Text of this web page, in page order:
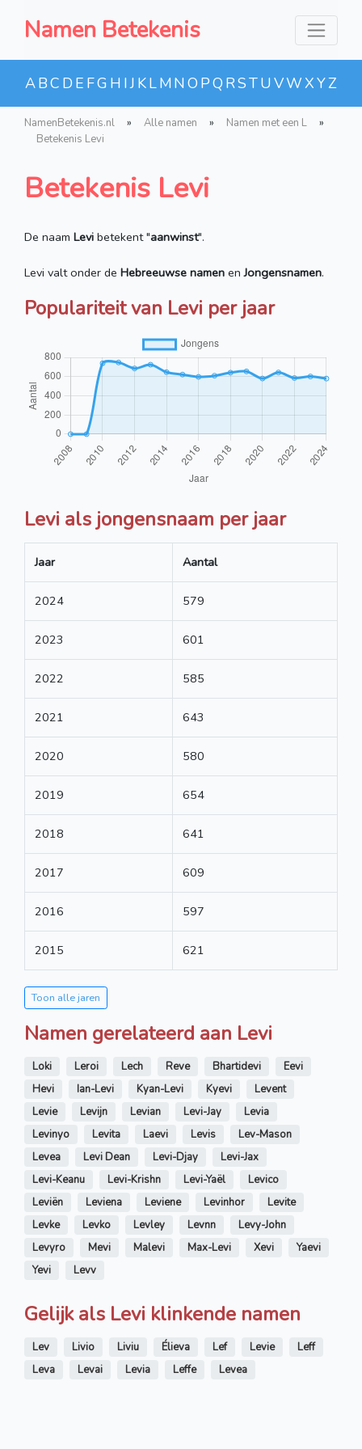
Namen Betekenis
ABC D E FG H IJ KLMNO PQ RSTUVWXYZ
NamenBetekenis.nl » Alle namen » Namen met een L
»
Betekenis Levi
Betekenis Levi
De naam Levi betekent "aanwinst".
Levi valt onder de Hebreeuwse namen enJongensnamen.
Populariteit van Levi per jaar
Levi als jongensnaam per jaar
Jaar Aantal
2024 579
2023 601
2022 585
2021 643
2020 580
2019 654
2018 641
2017 609
2016 597
2015 621
Toon alle jaren
Namen gerelateerd aan Levi
Loki Leroi Lech Reve Bhartidevi
Eevi
Hevi
Ian-Levi Kyan-Levi Kyevi
Levent
Levie
Levijn Levian Levi-Jay
Levia
Levinyo
Levita Laevi Levis
Lev-Mason
Levea
Levi Dean Levi-Djay
Levi-Jax
Levi-Keanu
Levi-Krishn Levi-Yaël
Levico
Leviën
Leviena Leviene Levinhor
Levite
Levke
Levko Levley Levnn
Levy-John
Levyro
Mevi Malevi Max-Levi Xevi
Yaevi
Yevi
Levv
Gelijk als Levi klinkende namen
Lev Livio Liviu Élieva Lef Levie
Leff
Leva
Levai Levia Leffe Levea